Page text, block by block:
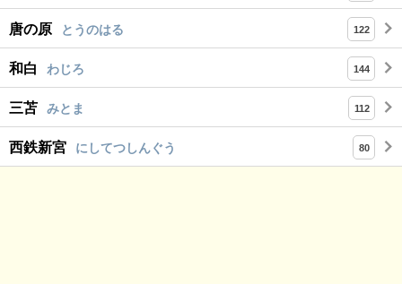
唐の原 とうのはる 122
和白 わじろ 144
三苫 みとま 112
西鉄新宮 にしてつしんぐう 80